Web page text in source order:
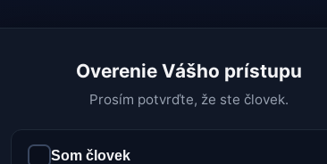
Overenie Vášho prístupu
Prosím potvrďte, že ste človek.
Som človek